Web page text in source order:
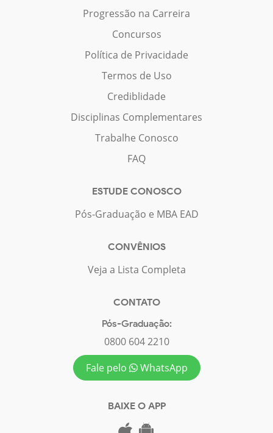
Progressão na Carreira
Concursos
Política de Privacidade
Termos de Uso
Crediblidade
Disciplinas Complementares
Trabalhe Conosco
FAQ
ESTUDE CONOSCO
Pós-Graduação e MBA EAD
CONVÊNIOS
Veja a Lista Completa
CONTATO
Pós-Graduação:
0800 604 2210
Fale pelo
WhatsApp
BAIXE O APP